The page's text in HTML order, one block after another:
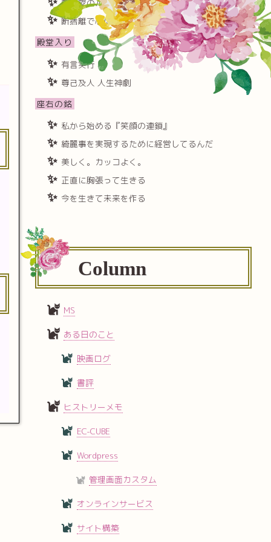
朝と夜のルーチンを極める
断捨離で心に隙間をつくる
殿堂入り
有言実行
尊己及人 人生神劇
座右の銘
私から始める『笑顔の連鎖』
綺麗事を実現するために経営してるんだ
美しく。カッコよく。
正直に胸張って生きる
今を生きて未来を作る
Column
MS
ある日のこと
映画ログ
書評
ヒストリーメモ
EC-CUBE
Wordpress
管理画面カスタム
オンラインサービス
サイト構築